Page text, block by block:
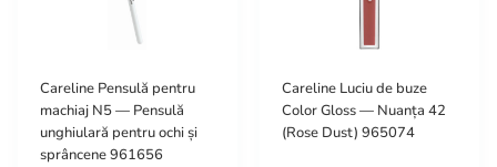
Careline Pensulă pentru
machiaj N5 — Pensulă
unghiulară pentru ochi și
sprâncene 961656
Careline Luciu de buze
Color Gloss — Nuanța 42
(Rose Dust) 965074